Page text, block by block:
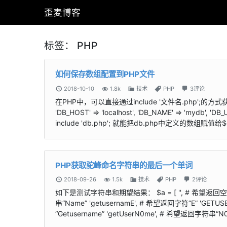
歪麦博客
标签： PHP
如何保存数组配置到PHP文件
2018-10-10 1.8k 技术 PHP 3评论
在PHP中，可以直接通过include '文件名.php';的方
'DB_HOST' => 'localhost', 'DB_NAME' => 'mydb',
include 'db.php'; 就能把db.php中定义的数组赋值
PHP获取驼峰命名字符串的最后一个单词
2018-09-26 1.5k 技术 PHP 2评论
如下是测试字符串和期望结果： $a = [ '', # 希望返回
串“Name” 'getusernamE', # 希望返回字符“E”
“Getusername” 'getUserN0me', # 希望返回字符串